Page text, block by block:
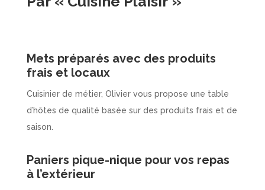
Mets préparés avec des produits
frais et locaux
Cuisinier de métier, Olivier vous propose une table
d’hôtes de qualité basée sur des produits frais et de
saison.
Paniers pique-nique pour vos repas
à l’extérieur